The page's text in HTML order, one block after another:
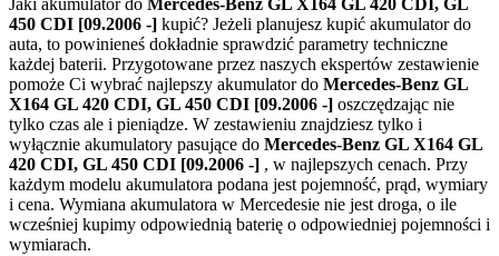
Jaki akumulator do Mercedes-Benz GL X164 GL 420 CDI, GL
450 CDI [09.2006 -] kupić? Jeżeli planujesz kupić akumulator do
auta, to powinieneś dokładnie sprawdzić parametry techniczne
każdej baterii. Przygotowane przez naszych ekspertów zestawienie
pomoże Ci wybrać najlepszy akumulator do Mercedes-Benz GL
X164 GL 420 CDI, GL 450 CDI [09.2006 -] oszczędzając nie
tylko czas ale i pieniądze. W zestawieniu znajdziesz tylko i
wyłącznie akumulatory pasujące do Mercedes-Benz GL X164 GL
420 CDI, GL 450 CDI [09.2006 -] , w najlepszych cenach. Przy
każdym modelu akumulatora podana jest pojemność, prąd, wymiary
i cena. Wymiana akumulatora w Mercedesie nie jest droga, o ile
wcześniej kupimy odpowiednią baterię o odpowiedniej pojemności i
wymiarach.